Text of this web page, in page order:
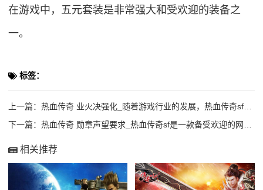
在游戏中，五元套装是非常强大和受欢迎的装备之
一。
标签：
上一篇： 热血传奇 业火决强化_随着游戏行业的发展，热血传奇sf业火决已经成为了游戏中最受
下一篇： 热血传奇 勋章声望要求_热血传奇sf是一款备受欢迎的网络角色扮演游戏，游戏中玩家
相关推荐